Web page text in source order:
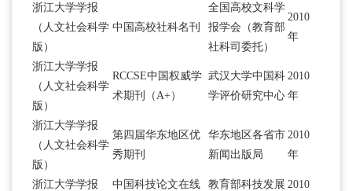
浙江大学学报
（人文社会科学
版）
中国高校社科名刊
全国高校文科学
报学会（教育部
社科司委托）
2010
年
浙江大学学报
（人文社会科学
版）
RCCSE中国权威学
术期刊（A+）
武汉大学中国科
学评价研究中心
2010
年
浙江大学学报
（人文社会科学
版）
第四届华东地区优
秀期刊
华东地区各省市
新闻出版局
2010
年
浙江大学学报
中国科技论文在线
教育部科技发展 2010